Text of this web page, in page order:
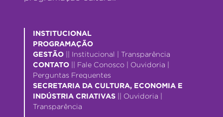
INSTITUCIONAL
PROGRAMAÇÃO
GESTÃO
Institucional
Transparência
CONTATO
Fale Conosco Ouvidoria
Perguntas Frequentes
SECRETARIA DA CULTURA, ECONOMIA E
INDÚSTRIA CRIATIVAS
Ouvidoria
Transparência